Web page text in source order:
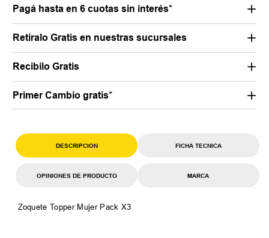
Pagá hasta en 6 cuotas sin interés*
Retiralo Gratis en nuestras sucursales
Recibilo Gratis
Primer Cambio gratis*
DESCRIPCION FICHA TECNICA
OPINIONES DE PRODUCTO MARCA
Zoquete Topper Mujer Pack X3